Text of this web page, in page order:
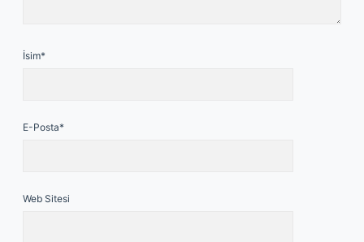
İsim*
E-Posta*
Web Sitesi